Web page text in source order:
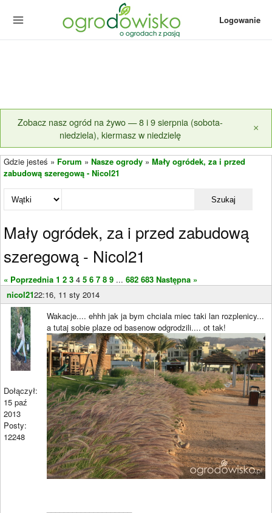
Logowanie
Zobacz nasz ogród na żywo — 8 i 9 sierpnia (sobota-
niedziela), kiermasz w niedzielę
×
Gdzie jesteś » Forum » Nasze ogrody » Mały ogródek, za i przed
zabudową szeregową - Nicol21
Szukaj
Mały ogródek, za i przed zabudową
szeregową - Nicol21
« Poprzednia 1 2 3 4 5 6 7 8 9 ... 682 683 Następna »
nicol2122:16, 11 sty 2014
Dołączył:
15 paź
2013
Posty:
12248
Wakacje.... ehhh jak ja bym chciala miec taki lan rozplenicy...
a tutaj sobie plaze od basenow odgrodzili.... ot tak!